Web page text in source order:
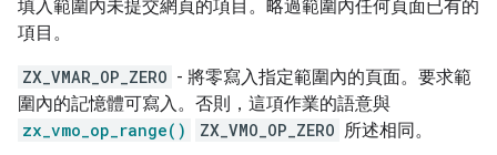
填入範圍內未提交網頁的項目。略過範圍內任何頁面已有的
項目。
ZX_VMAR_OP_ZERO - 將零寫入指定範圍內的頁面。要求範
圍內的記憶體可寫入。否則，這項作業的語意與
zx_vmo_op_range()
ZX_VMO_OP_ZERO 所述相同。